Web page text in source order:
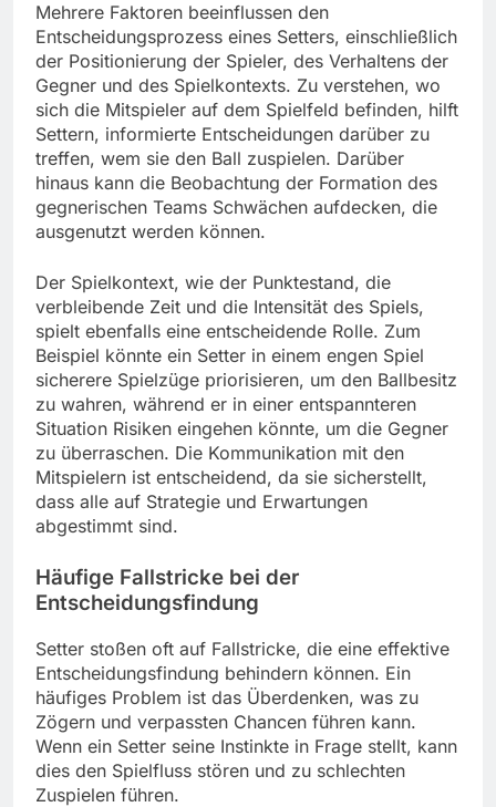
Mehrere Faktoren beeinflussen den
Entscheidungsprozess eines Setters, einschließlich
der Positionierung der Spieler, des Verhaltens der
Gegner und des Spielkontexts. Zu verstehen, wo
sich die Mitspieler auf dem Spielfeld befinden, hilft
Settern, informierte Entscheidungen darüber zu
treffen, wem sie den Ball zuspielen. Darüber
hinaus kann die Beobachtung der Formation des
gegnerischen Teams Schwächen aufdecken, die
ausgenutzt werden können.
Der Spielkontext, wie der Punktestand, die
verbleibende Zeit und die Intensität des Spiels,
spielt ebenfalls eine entscheidende Rolle. Zum
Beispiel könnte ein Setter in einem engen Spiel
sicherere Spielzüge priorisieren, um den Ballbesitz
zu wahren, während er in einer entspannteren
Situation Risiken eingehen könnte, um die Gegner
zu überraschen. Die Kommunikation mit den
Mitspielern ist entscheidend, da sie sicherstellt,
dass alle auf Strategie und Erwartungen
abgestimmt sind.
Häufige Fallstricke bei der
Entscheidungsfindung
Setter stoßen oft auf Fallstricke, die eine effektive
Entscheidungsfindung behindern können. Ein
häufiges Problem ist das Überdenken, was zu
Zögern und verpassten Chancen führen kann.
Wenn ein Setter seine Instinkte in Frage stellt, kann
dies den Spielfluss stören und zu schlechten
Zuspielen führen.